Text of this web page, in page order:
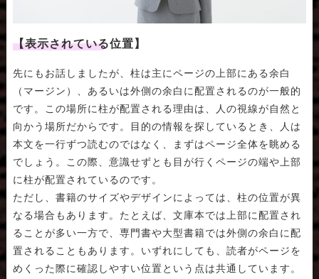
【表示されている位置】
先にもお話しましたが、柱は主にページの上部にある余白
（マージン）、あるいは外側の余白に配置されるのが一般的
です。この場所に柱が配置される理由は、人の視線が自然と
向かう場所だからです。目的の情報を探しているとき、人は
本文を一行ずつ読むのではなく、まずはページ全体を眺める
でしょう。この際、意識せずとも目が行くページの端や上部
に柱が配置されているのです。
ただし、書籍のサイズやデザインによっては、柱の位置が異
なる場合もあります。たとえば、文庫本では上部に配置され
ることが多い一方で、専門書や大型書籍では外側の余白に配
置されることもあります。いずれにしても、読者がページを
めくった際に確認しやすい位置という点は共通しています。